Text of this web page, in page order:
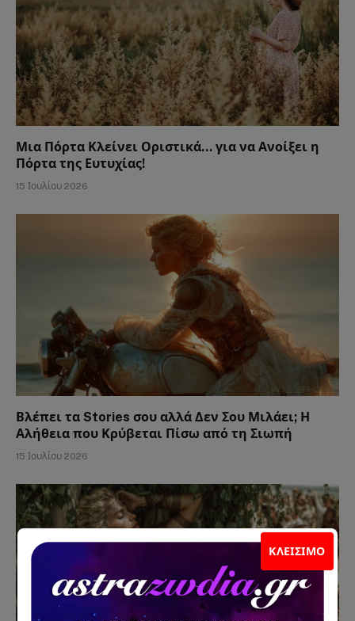
ΚΛΕΊΣΙΜΟ
Μια Πόρτα Κλείνει Οριστικά… για να Ανοίξει η
Πόρτα της Ευτυχίας!
15 Ιουλίου 2026
Βλέπει τα Stories σου αλλά Δεν Σου Μιλάει; Η
Αλήθεια που Κρύβεται Πίσω από τη Σιωπή
15 Ιουλίου 2026